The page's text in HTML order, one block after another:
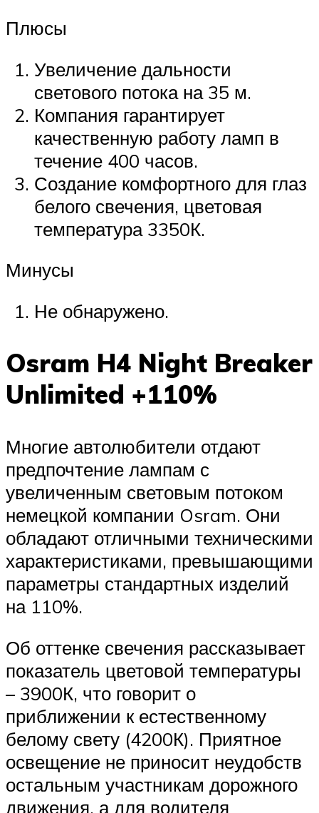
Плюсы
Увеличение дальности
светового потока на 35 м.
Компания гарантирует
качественную работу ламп в
течение 400 часов.
Создание комфортного для глаз
белого свечения, цветовая
температура 3350К.
Минусы
Не обнаружено.
Osram H4 Night Breaker
Unlimited +110%
Многие автолюбители отдают
предпочтение лампам с
увеличенным световым потоком
немецкой компании Osram. Они
обладают отличными техническими
характеристиками, превышающими
параметры стандартных изделий
на 110%.
Об оттенке свечения рассказывает
показатель цветовой температуры
– 3900К, что говорит о
приближении к естественному
белому свету (4200К). Приятное
освещение не приносит неудобств
остальным участникам дорожного
движения, а для водителя